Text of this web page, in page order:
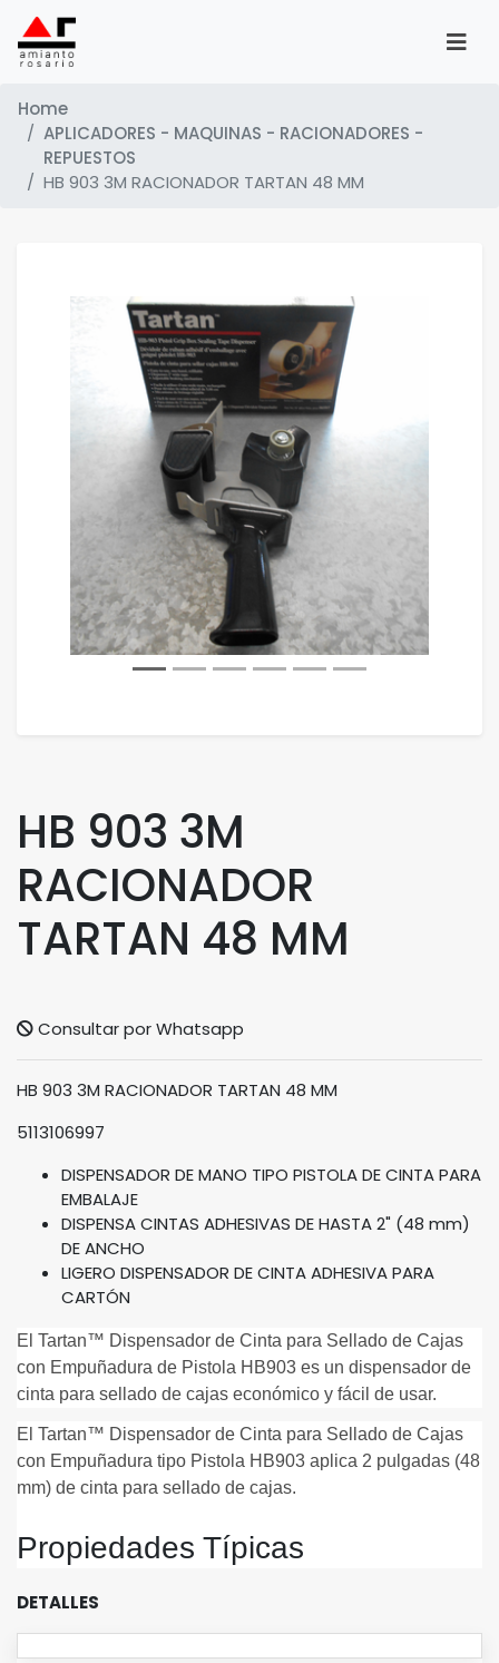
Home
APLICADORES - MAQUINAS - RACIONADORES -
REPUESTOS
HB 903 3M RACIONADOR TARTAN 48 MM
HB 903 3M
RACIONADOR
TARTAN 48 MM
Consultar por Whatsapp
HB 903 3M RACIONADOR TARTAN 48 MM
5113106997
DISPENSADOR DE MANO TIPO PISTOLA DE CINTA PARA
EMBALAJE
DISPENSA CINTAS ADHESIVAS DE HASTA 2" (48 mm)
DE ANCHO
LIGERO DISPENSADOR DE CINTA ADHESIVA PARA
CARTÓN
El Tartan™ Dispensador de Cinta para Sellado de Cajas
con Empuñadura de Pistola HB903 es un dispensador de
cinta para sellado de cajas económico y fácil de usar.
El Tartan™ Dispensador de Cinta para Sellado de Cajas
con Empuñadura tipo Pistola HB903 aplica 2 pulgadas (48
mm) de cinta para sellado de cajas.
Propiedades Típicas
DETALLES